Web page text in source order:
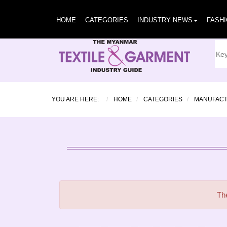
HOME CATEGORIES INDUSTRY NEWS
YOU ARE HERE: HOME CATEGORIES